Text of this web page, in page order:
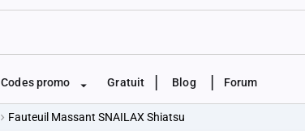
Codes promo Gratuit Blog Forum
Fauteuil Massant SNAILAX Shiatsu